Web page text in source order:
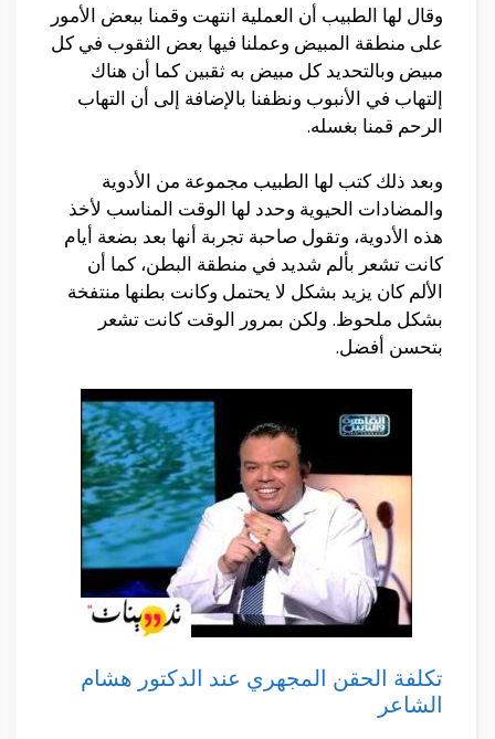
وقال لها الطبيب أن العملية انتهت وقمنا ببعض الأمور
على منطقة المبيض وعملنا فيها بعض الثقوب في كل
مبيض وبالتحديد كل مبيض به ثقبين كما أن هناك
إلتهاب في الأنبوب ونظفنا بالإضافة إلى أن التهاب
الرحم قمنا بغسله.
وبعد ذلك كتب لها الطبيب مجموعة من الأدوية
والمضادات الحيوية وحدد لها الوقت المناسب لأخذ
هذه الأدوية، وتقول صاحبة تجربة أنها بعد بضعة أيام
كانت تشعر بألم شديد في منطقة البطن، كما أن
الألم كان يزيد بشكل لا يحتمل وكانت بطنها منتفخة
بشكل ملحوظ. ولكن بمرور الوقت كانت تشعر
بتحسن أفضل.
تكلفة الحقن المجهري عند الدكتور هشام
الشاعر